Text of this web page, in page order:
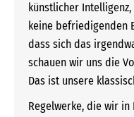
künstlicher
keine befriedigenden
dass sich das
schauen wir uns die
Das ist unsere
Regelwerke, die wir